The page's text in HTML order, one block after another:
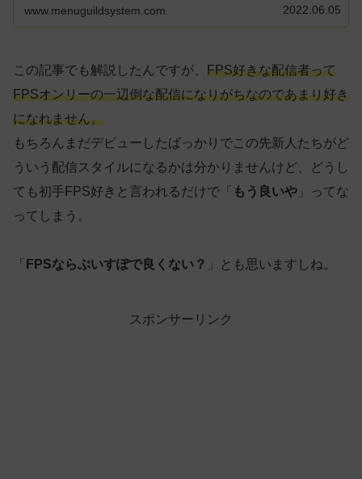
www.menuguildsystem.com 2022.06.05
この記事でも解説したんですが、 FPS好きな配信者って
FPSオンリーの一辺倒な配信になりがちなのであまり好き
になれません。
もちろんまだデビューしたばっかりでこの先新人たちがど
ういう配信スタイルになるかは分かりませんけど、どうし
ても初手FPS好きと言われるだけで「 もう良いや 」ってな
ってしまう。
「 FPSならぶいすぽで良くない？ 」とも思いますしね。
スポンサーリンク